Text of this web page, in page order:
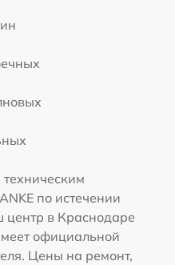
по истечении
центр в Краснодаре
официальной
Цены на ремонт,